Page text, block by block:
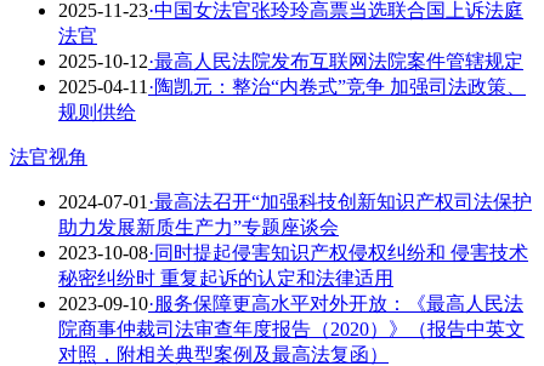
2025-11-23·中国女法官张玲玲高票当选联合国上诉法庭
法官
2025-10-12·​最高人民法院发布互联网法院案件管辖规定
2025-04-11 ·​陶凯元：整治“内卷式”竞争 加强司法政策、
规则供给
法官视角
2024-07-01 ·最高法召开“加强科技创新知识产权司法保护
助力发展新质生产力”专题座谈会
2023-10-08·同时提起侵害知识产权侵权纠纷和 侵害技术
秘密纠纷时 重复起诉的认定和法律适用
2023-09-10·服务保障更高水平对外开放：《最高人民法
院商事仲裁司法审查年度报告（2020）》（报告中英文
对照，附相关典型案例及最高法复函）